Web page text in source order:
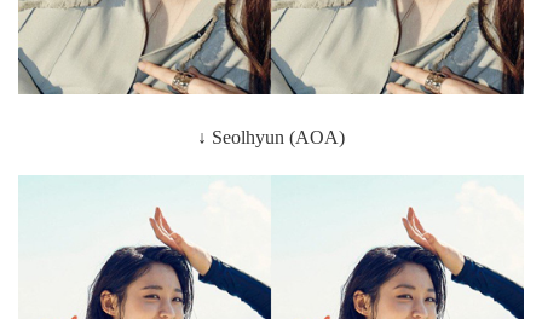
↓ Seolhyun (AOA)